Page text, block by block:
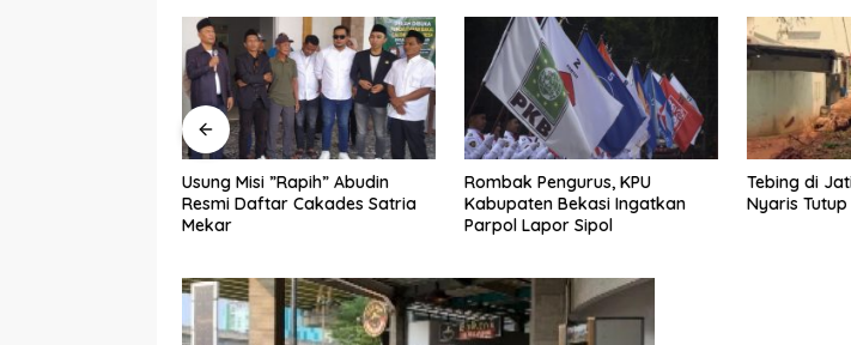
Usung Misi ”Rapih” Abudin
Resmi Daftar Cakades Satria
Mekar
Rombak Pengurus, KPU
Kabupaten Bekasi Ingatkan
Parpol Lapor Sipol
Tebing di
Nyaris